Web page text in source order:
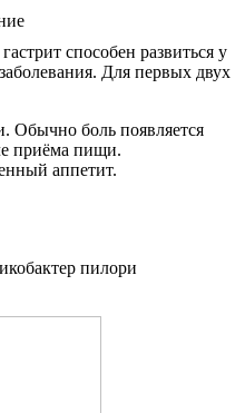
способен развиться у
Для первых двух
Обычно боль появляется
приёма пищи.
аппетит.
пилори